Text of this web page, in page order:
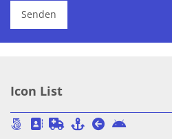
Icon List